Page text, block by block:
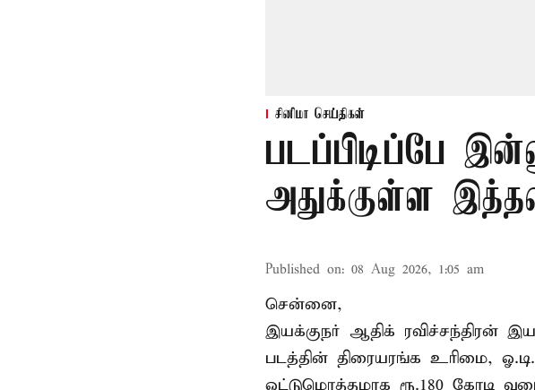
சினிமா செய்திகள்
படப்பிடிப்பே
அதுக்குள்ள
Published on: 08 Aug 2026, 1:05 am
சென்னை,
இயக்குநர் ஆதிக் ரவிச்சந்திரன்
படத்தின் திரையரங்க உரிமை,
ஒட்டுமொத்தமாக ரூ.180 கோடி வரை